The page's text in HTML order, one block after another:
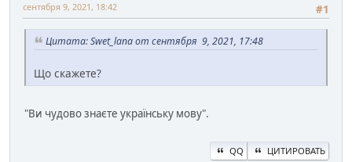
#1
сентября 9, 2021, 18:42
Цитата: Swet_lana от сентября 9, 2021, 17:48
Що скажете?
"Ви чудово знаєте українську мову".
QQ ЦИТИРОВАТЬ